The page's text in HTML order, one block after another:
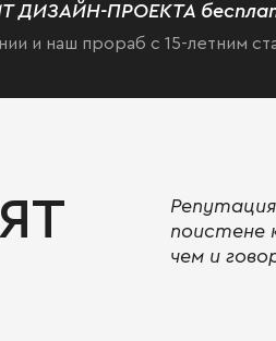
ДИЗАЙН-ПРОЕКТА
и наш прораб с 15-летним
поистене
чем и